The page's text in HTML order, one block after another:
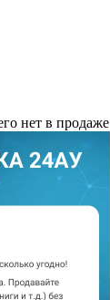
нет в продаже